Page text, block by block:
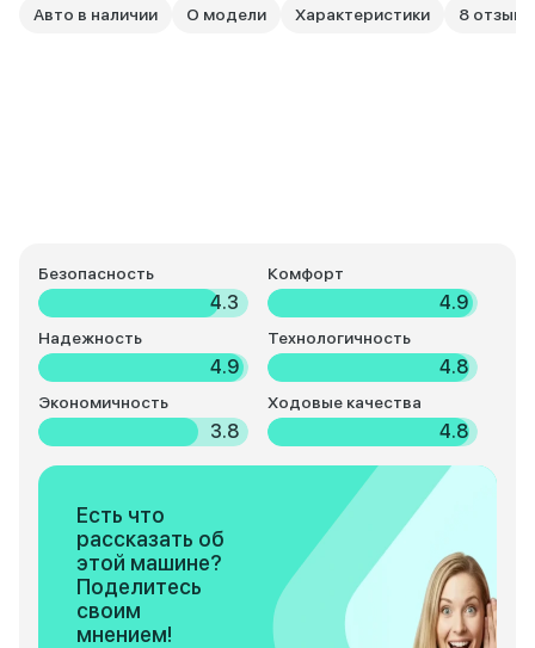
Авто в наличии О модели Характеристики 8
Безопасность
4.3
Комфорт
4.9
Надежность
4.9
Технологичность
4.8
Экономичность
3.8
Ходовые качества
4.8
Есть что
рассказать об
этой машине?
Поделитесь
своим
мнением!